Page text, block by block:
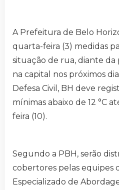
A Prefeitura de Belo
quarta-feira (3) medidas
situação de rua, diante da
na capital nos próximos
Defesa Civil, BH deve
mínimas abaixo de 12 °C
feira (10).
Segundo a PBH, serão
cobertores pelas equipes
Especializado de